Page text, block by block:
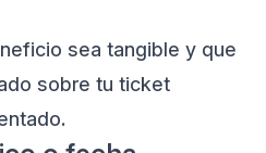
sea tangible y que
sobre tu ticket